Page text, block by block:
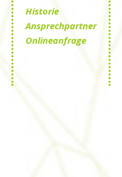
Historie
Ansprechpartner
Onlineanfrage